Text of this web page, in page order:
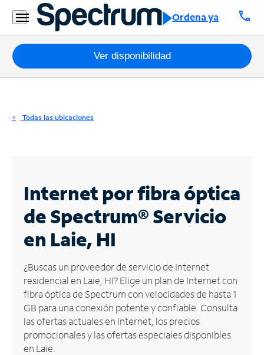
Ordena ya call
Residencial
Business
Paquetes
Internet
Business
Contáctanos
Inglés
Administrar
cuenta
Encuentra
una
tienda
Ver disponibilidad
Todas las ubicaciones
Internet por fibra óptica
de Spectrum®Servicio
en Laie, HI
¿Buscas un proveedor de servicio de Internet
residencial en Laie, HI? Elige un plan de Internet con
fibra óptica de Spectrum con velocidades de hasta 1
GB para una conexión potente y confiable. Consulta
las ofertas actuales en Internet, los precios
promocionales y las ofertas especiales disponibles
en Laie.